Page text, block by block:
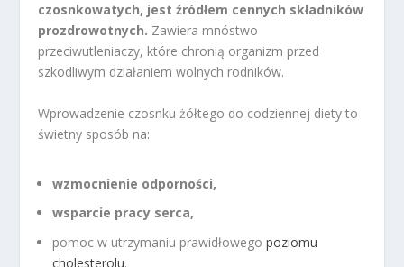
czosnkowatych, jest źródłem cennych składników
prozdrowotnych. Zawiera mnóstwo
przeciwutleniaczy, które chronią organizm przed
szkodliwym działaniem wolnych rodników.
Wprowadzenie czosnku żółtego do codziennej diety to
świetny sposób na:
wzmocnienie odporności,
wsparcie pracy serca,
pomoc w utrzymaniu prawidłowegopoziomu
cholesterolu.